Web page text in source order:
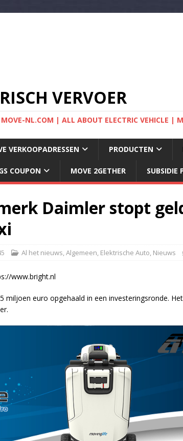
VERVOER
NL.COM | ALL ABOUT ELECTRIC VEHICLE |
VERKOOPADRESSEN PRODUCTEN
COUPON MOVE 2GETHER SUBSIDIE
Daimler stopt
Al het nieuws,Algemeen, Elektrische Auto, Nieuws
miljoen euro opgehaald in een investeringsronde.